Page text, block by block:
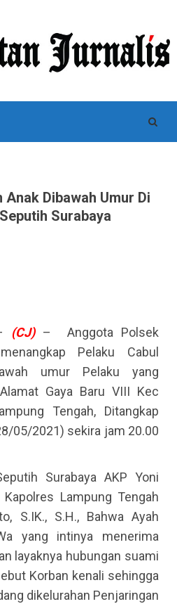
Anak Dibawah Umur Di
Surabaya
(CJ)– Anggota Polsek
Pelaku Cabul
umur Pelaku yang
Gaya Baru VIII Kec
Tengah, Ditangkap
05/2021) sekira jam 20.00
Surabaya AKP Yoni
Lampung Tengah
S.IK., S.H., Bahwa Ayah
yang intinya menerima
layaknya hubungan suami
Korban kenali sehingga
dikelurahan Penjaringan